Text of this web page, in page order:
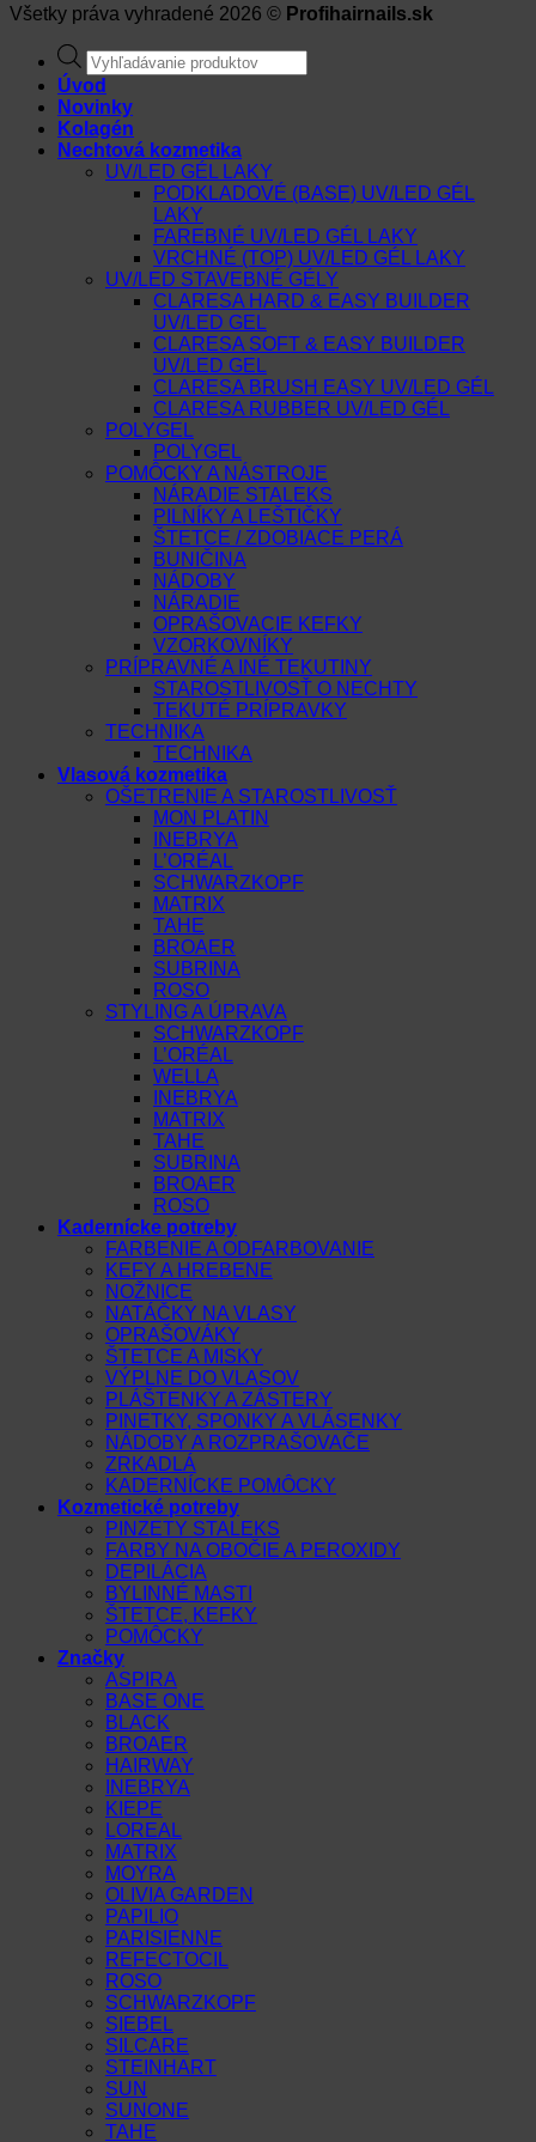
Všetky práva vyhradené 2026 © Profihairnails.sk
Products
search
Úvod
Novinky
Kolagén
Nechtová kozmetika
UV/LED GÉL LAKY
PODKLADOVÉ (BASE) UV/LED GÉL
LAKY
FAREBNÉ UV/LED GÉL LAKY
VRCHNÉ (TOP) UV/LED GÉL LAKY
UV/LED STAVEBNÉ GÉLY
CLARESA HARD & EASY BUILDER
UV/LED GEL
CLARESA SOFT & EASY BUILDER
UV/LED GEL
CLARESA BRUSH EASY UV/LED GÉL
CLARESA RUBBER UV/LED GÉL
POLYGEL
POLYGEL
POMÔCKY A NÁSTROJE
NÁRADIE STALEKS
PILNÍKY A LEŠTIČKY
ŠTETCE / ZDOBIACE PERÁ
BUNIČINA
NÁDOBY
NÁRADIE
OPRAŠOVACIE KEFKY
VZORKOVNÍKY
PRÍPRAVNÉ A INÉ TEKUTINY
STAROSTLIVOSŤ O NECHTY
TEKUTÉ PRÍPRAVKY
TECHNIKA
TECHNIKA
Vlasová kozmetika
OŠETRENIE A STAROSTLIVOSŤ
MON PLATIN
INEBRYA
L’ORÉAL
SCHWARZKOPF
MATRIX
TAHE
BROAER
SUBRINA
ROSO
STYLING A ÚPRAVA
SCHWARZKOPF
L’ORÉAL
WELLA
INEBRYA
MATRIX
TAHE
SUBRINA
BROAER
ROSO
Kadernícke potreby
FARBENIE A ODFARBOVANIE
KEFY A HREBENE
NOŽNICE
NATÁČKY NA VLASY
OPRAŠOVÁKY
ŠTETCE A MISKY
VÝPLNE DO VLASOV
PLÁŠTENKY A ZÁSTERY
PINETKY, SPONKY A VLÁSENKY
NÁDOBY A ROZPRAŠOVAČE
ZRKADLÁ
KADERNÍCKE POMÔCKY
Kozmetické potreby
PINZETY STALEKS
FARBY NA OBOČIE A PEROXIDY
DEPILÁCIA
BYLINNÉ MASTI
ŠTETCE, KEFKY
POMÔCKY
Značky
ASPIRA
BASE ONE
BLACK
BROAER
HAIRWAY
INEBRYA
KIEPE
LOREAL
MATRIX
MOYRA
OLIVIA GARDEN
PAPILIO
PARISIENNE
REFECTOCIL
ROSO
SCHWARZKOPF
SIEBEL
SILCARE
STEINHART
SUN
SUNONE
TAHE